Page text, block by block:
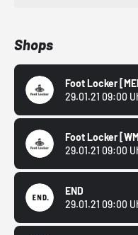
Shops
Foot Locker
29.01.21 09:00
Foot Locker
29.01.21 09:00
END
29.01.21 09:00